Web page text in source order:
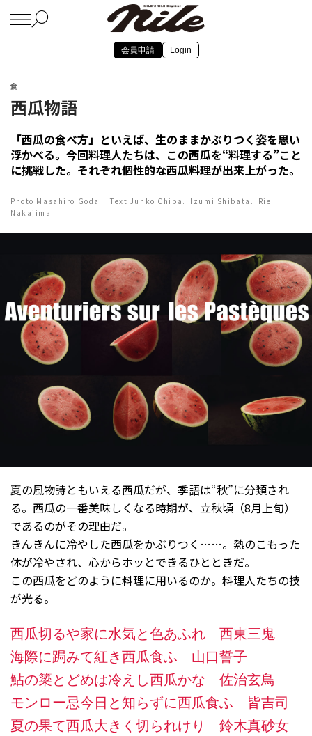
会員申請 Login
食
西瓜物語
「西瓜の食べ方」といえば、生のままかぶりつく姿を思い
浮かべる。今回料理人たちは、この西瓜を“料理する”こと
に挑戦した。それぞれ個性的な西瓜料理が出来上がった。
Photo Masahiro Goda Text Junko Chiba. Izumi Shibata. Rie
Nakajima
夏の風物詩ともいえる西瓜だが、季語は“秋”に分類され
る。西瓜の一番美味しくなる時期が、立秋頃（8月上旬）
であるのがその理由だ。
きんきんに冷やした西瓜をかぶりつく……。熱のこもった
体が冷やされ、心からホッとできるひとときだ。
この西瓜をどのように料理に用いるのか。料理人たちの技
が光る。
西瓜切るや家に水気と色あふれ 西東三鬼
海際に跼みて紅き西瓜食ふ 山口誓子
鮎の簗とどめは冷えし西瓜かな 佐治玄鳥
モンロー忌今日と知らずに西瓜食ふ 皆吉司
夏の果て西瓜大きく切られけり 鈴木真砂女